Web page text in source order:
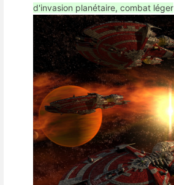
d'invasion planétaire, combat léger